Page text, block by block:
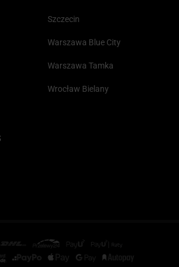
Szczecin
Warszawa Blue City
Warszawa Tamka
Wrocław Bielany